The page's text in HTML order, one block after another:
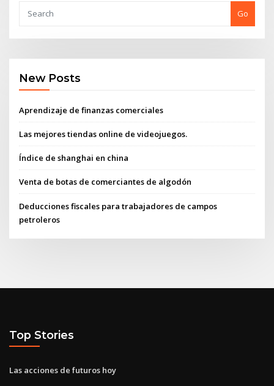
Go
New Posts
Aprendizaje de finanzas comerciales
Las mejores tiendas online de videojuegos.
Índice de shanghai en china
Venta de botas de comerciantes de algodón
Deducciones fiscales para trabajadores de campos
petroleros
Top Stories
Las acciones de futuros hoy